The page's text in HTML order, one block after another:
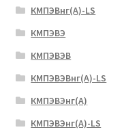
КМПЭВнг(А)-LS
КМПЭВЭ
КМПЭВЭВ
КМПЭВЭВнг(А)-LS
КМПЭВЭнг(А)
КМПЭВЭнг(А)-LS